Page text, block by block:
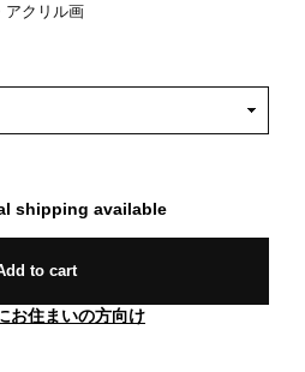
アクリル画
shipping available
to cart
お住まいの方向け